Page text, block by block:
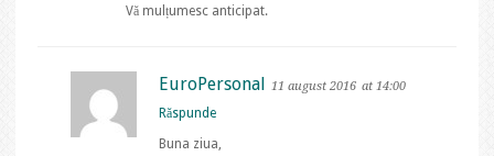
Vă mulțumesc anticipat.
EuroPersonal 11 august 2016 at 14:00
Răspunde
Buna ziua,